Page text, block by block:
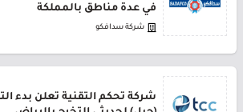
في عدة مناطق بالمملكة
شركة سدافكو
شركة تحكم التقنية تعلن بدء